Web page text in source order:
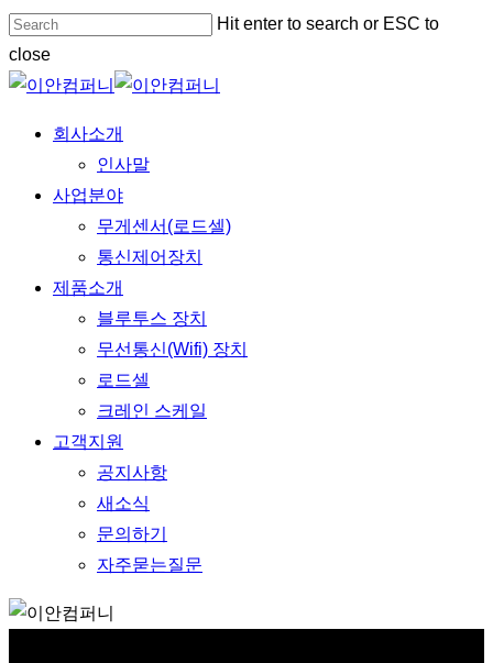
Skip
to
main
Hit enter to search or ESC to
close
Close
Menu
회사소개
인사말
사업분야
무게센서(로드셀)
통신제어장치
제품소개
블루투스 장치
무선통신(Wifi) 장치
로드셀
크레인 스케일
고객지원
공지사항
새소식
문의하기
자주묻는질문